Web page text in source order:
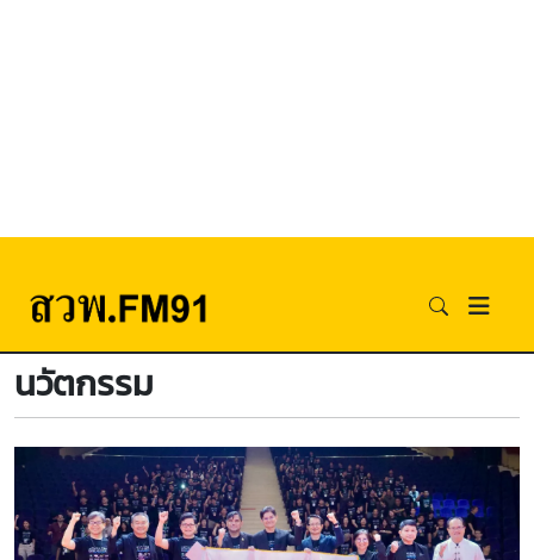
นวัตกรรม